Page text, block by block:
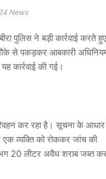
News
पुलिस ने बड़ी कार्रवाई करते हुए
से पकड़कर आबकारी
कार्रवाई की गई।
कर रहा है। सूचना के आधार
एक व्यक्ति को रोककर जांच की
20 लीटर अवैध शराबजब्त